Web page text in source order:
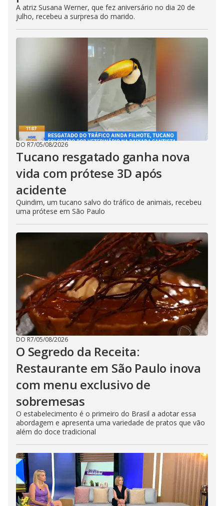
A atriz Susana Werner, que fez aniversário no dia 20 de
julho, recebeu a surpresa do marido.
DO R7/05/08/2026
Tucano resgatado ganha nova
vida com prótese 3D após
acidente
Quindim, um tucano salvo do tráfico de animais, recebeu
uma prótese em São Paulo
DO R7/05/08/2026
O Segredo da Receita:
Restaurante em São Paulo inova
com menu exclusivo de
sobremesas
O estabelecimento é o primeiro do Brasil a adotar essa
abordagem e apresenta uma variedade de pratos que vão
além do doce tradicional